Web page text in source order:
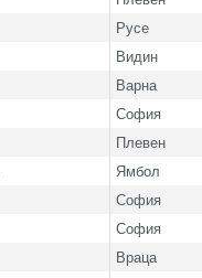
Русе
Видин
Варна
София
Плевен
Ямбол
София
София
Враца